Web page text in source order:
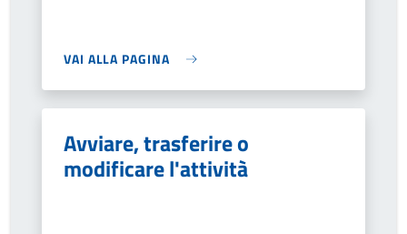
VAI ALLA PAGINA
Avviare, trasferire o
modificare l'attività